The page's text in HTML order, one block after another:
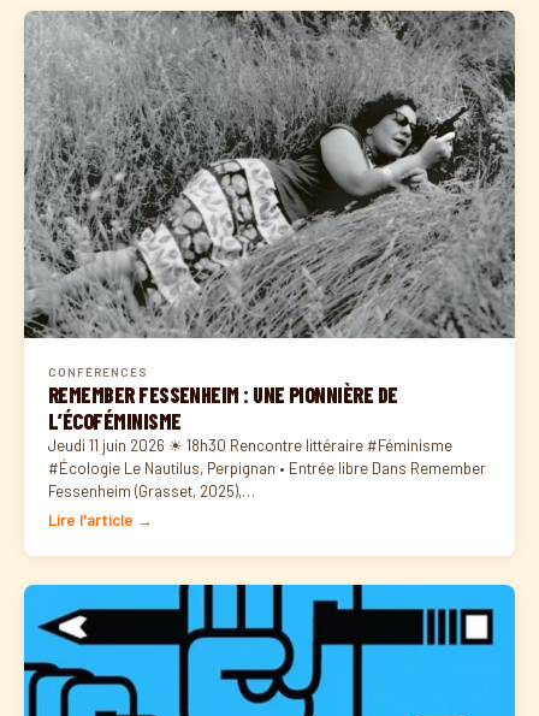
CONFÉRENCES
REMEMBER FESSENHEIM : UNE PIONNIÈRE DE
L’ÉCOFÉMINISME
Jeudi 11 juin 2026 ☀ 18h30 Rencontre littéraire #Féminisme
#Écologie Le Nautilus, Perpignan • Entrée libre Dans Remember
Fessenheim (Grasset, 2025),…
Lire l'article →